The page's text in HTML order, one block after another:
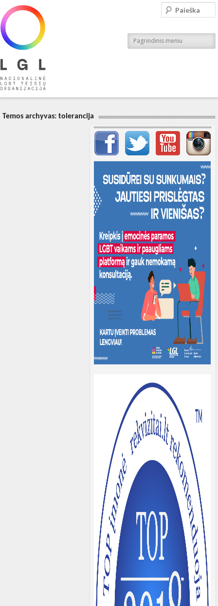
Nacionalinė LGBT teisių organizacija
Pagrindinis meniu
Paieška
Temos archyvas: tolerancija
Svarbių įrašų meniu